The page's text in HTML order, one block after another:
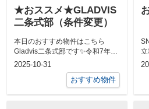
★おススメ★GLADVIS
二条式部（条件変更）
本日のおすすめ物件はこちら
Gladvis二条式部です✨令和7年12
月1日より入居可能！！山陰本線
2025-10-31
おすすめ物件
立